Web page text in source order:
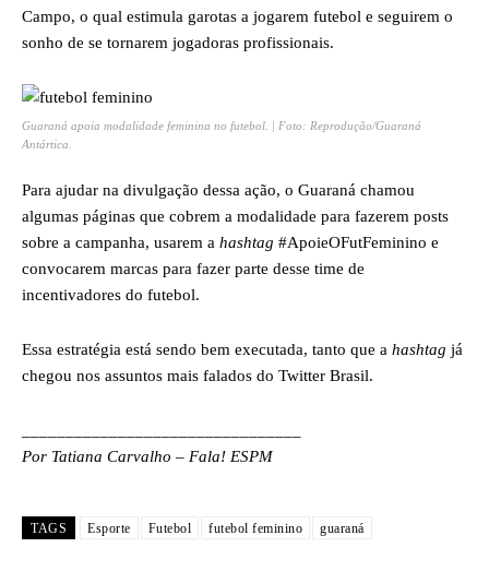
Campo, o qual estimula garotas a jogarem futebol e seguirem o
sonho de se tornarem jogadoras profissionais.
Guaraná apoia modalidade feminina no futebol. | Foto: Reprodução/Guaraná
Antártica.
Para ajudar na divulgação dessa ação, o Guaraná chamou
algumas páginas que cobrem a modalidade para fazerem posts
sobre a campanha, usarem a hashtag #ApoieOFutFeminino e
convocarem marcas para fazer parte desse time de
incentivadores do futebol.
Essa estratégia está sendo bem executada, tanto que a hashtag já
chegou nos assuntos mais falados do Twitter Brasil.
Por Tatiana Carvalho – Fala! ESPM
TAGS Esporte Futebol futebol feminino guaraná